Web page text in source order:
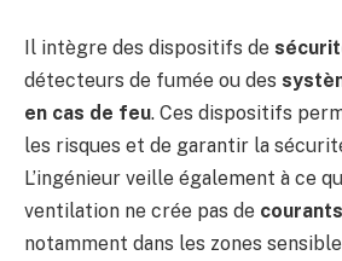
Il intègre des dispositifs de
détecteurs de fumée ou des
en cas de feu. Ces dispositifs
les risques et de garantir la
L’ingénieur veille également à ce
ventilation ne crée pas de courants
notamment dans les zones